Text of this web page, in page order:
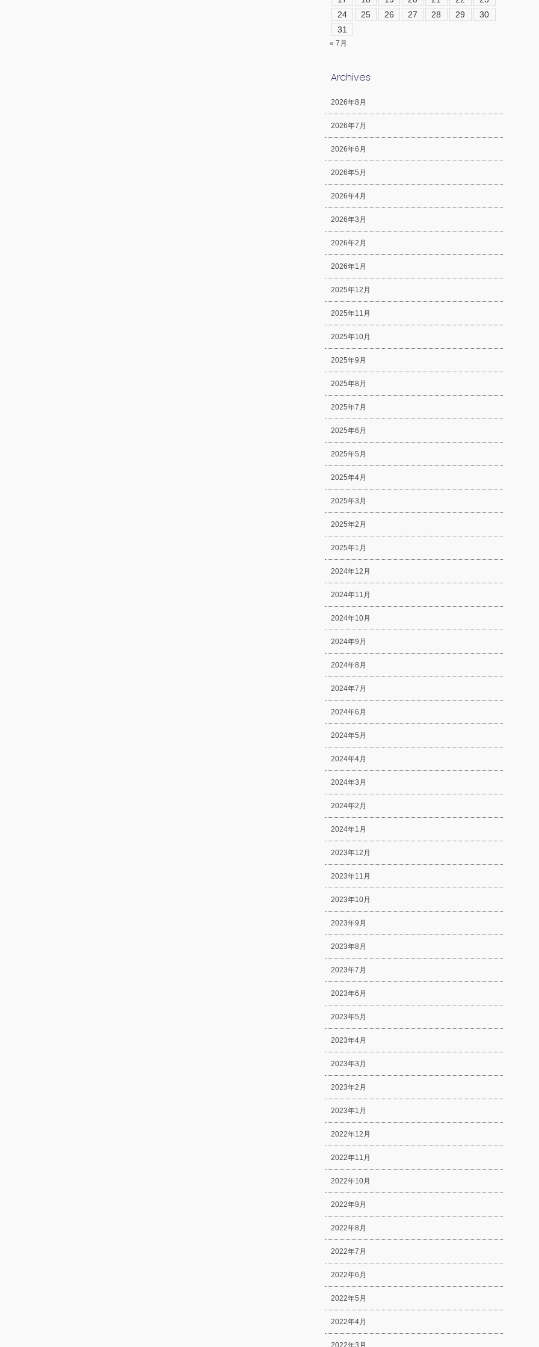
24
25 26 27 28 29
30
31
« 7月
Archives
2026年8月
2026年7月
2026年6月
2026年5月
2026年4月
2026年3月
2026年2月
2026年1月
2025年12月
2025年11月
2025年10月
2025年9月
2025年8月
2025年7月
2025年6月
2025年5月
2025年4月
2025年3月
2025年2月
2025年1月
2024年12月
2024年11月
2024年10月
2024年9月
2024年8月
2024年7月
2024年6月
2024年5月
2024年4月
2024年3月
2024年2月
2024年1月
2023年12月
2023年11月
2023年10月
2023年9月
2023年8月
2023年7月
2023年6月
2023年5月
2023年4月
2023年3月
2023年2月
2023年1月
2022年12月
2022年11月
2022年10月
2022年9月
2022年8月
2022年7月
2022年6月
2022年5月
2022年4月
2022年3月